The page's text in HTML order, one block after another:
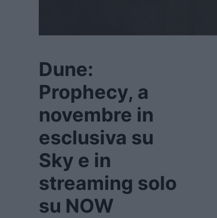
Dune:
Prophecy, a
novembre in
esclusiva su
Sky e in
streaming solo
su NOW